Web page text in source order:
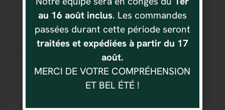
1.80€
Boule
BOUGIE Ø 60 MM IVOIRE
1.80€
au 16 août inclus. Les commandes
passées durant cette période seront
traitées et expédiées à partir du 17
août.
MERCI DE VOTRE COMPRÉHENSION
ET BEL ÉTÉ !